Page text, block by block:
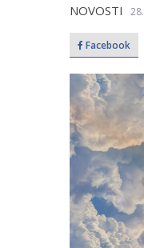
NOVOSTI
Facebook